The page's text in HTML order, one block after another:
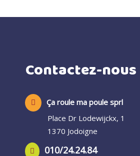
Contactez-nous
Ça roule ma poule sprl
Place Dr Lodewijckx, 1
1370 Jodoigne
010/24.24.84